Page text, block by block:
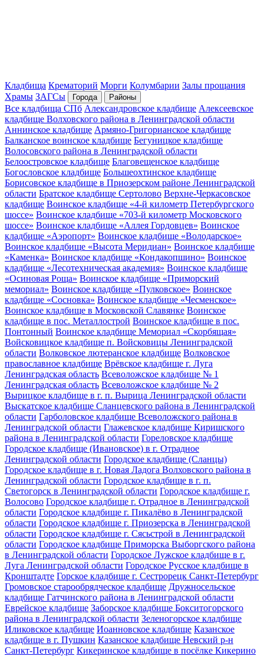
Кладбища Крематорий Морги Колумбарии Залы прощания
Храмы ЗАГСы Города Районы
Все кладбища СПб Александровское кладбище Алексеевское
кладбище Волховского района в Ленинградской области
Аннинское кладбище Армяно-Григорианское кладбище
Балканское воинское кладбище Бегуницкое кладбище
Волосовского района в Ленинградской области
Белоостровское кладбище Благовещенское кладбище
Богословское кладбище Большеохтинское кладбище
Борисовское кладбище в Приозерском районе Ленинградской
области Братское кладбище Сертолово Верхне-Черкасовское
кладбище Воинское кладбище «4-й километр Петербургского
шоссе» Воинское кладбище «703-й километр Московского
шоссе» Воинское кладбище «Аллея Гордовцев» Воинское
кладбище «Аэропорт» Воинское кладбище «Володарское»
Воинское кладбище «Высота Меридиан» Воинское кладбище
«Каменка» Воинское кладбище «Кондакопшино» Воинское
кладбище «Лесотехническая академия» Воинское кладбище
«Осиновая Роща» Воинское кладбище «Приморский
мемориал» Воинское кладбище «Пулковское» Воинское
кладбище «Сосновка» Воинское кладбище «Чесменское»
Воинское кладбище в Московской Славянке Воинское
кладбище в пос. Металлострой Воинское кладбище в пос.
Понтонный Воинское кладбище Мемориал «Скорбящая»
Войсковицкое кладбище п. Войсковицы Ленинградской
области Волковское лютеранское кладбище Волковское
православное кладбище Врёвское кладбище г. Луга
Ленинградская область Всеволожское кладбище № 1
Ленинградская область Всеволожское кладбище № 2
Вырицкое кладбище в г. п. Вырица Ленинградской области
Выскатское кладбище Сланцевского района в Ленинградской
области Гарболовское кладбище Всеволожского района в
Ленинградской области Глажевское кладбище Киришского
района в Ленинградской области Гореловское кладбище
Городское кладбище (Ивановское) в г. Отрадное
Ленинградской области Городское кладбище (Сланцы)
Городское кладбище в г. Новая Ладога Волховского района в
Ленинградской области Городское кладбище в г. п.
Светогорск в Ленинградской области Городское кладбище г.
Волосово Городское кладбище г. Отрадное в Ленинградской
области Городское кладбище г. Пикалёво в Ленинградской
области Городское кладбище г. Приозерска в Ленинградской
области Городское кладбище г. Сясьстрой в Ленинградской
области Городское кладбище Приморска Выборгского района
в Ленинградской области Городское Лужское кладбище в г.
Луга Ленинградской области Городское Русское кладбище в
Кронштадте Горское кладбище г. Сестрорецк Санкт-Петербург
Громовское старообрядческое кладбище Дружносельское
кладбище Гатчинского района в Ленинградской области
Еврейское кладбище Заборское кладбище Бокситогорского
района в Ленинградской области Зеленогорское кладбище
Иликовское кладбище Иоанновское кладбище Казанское
кладбище в г. Пушкин Казанское кладбище Невский р-н
Санкт-Петербург Кикеринское кладбище в посёлке Кикерино